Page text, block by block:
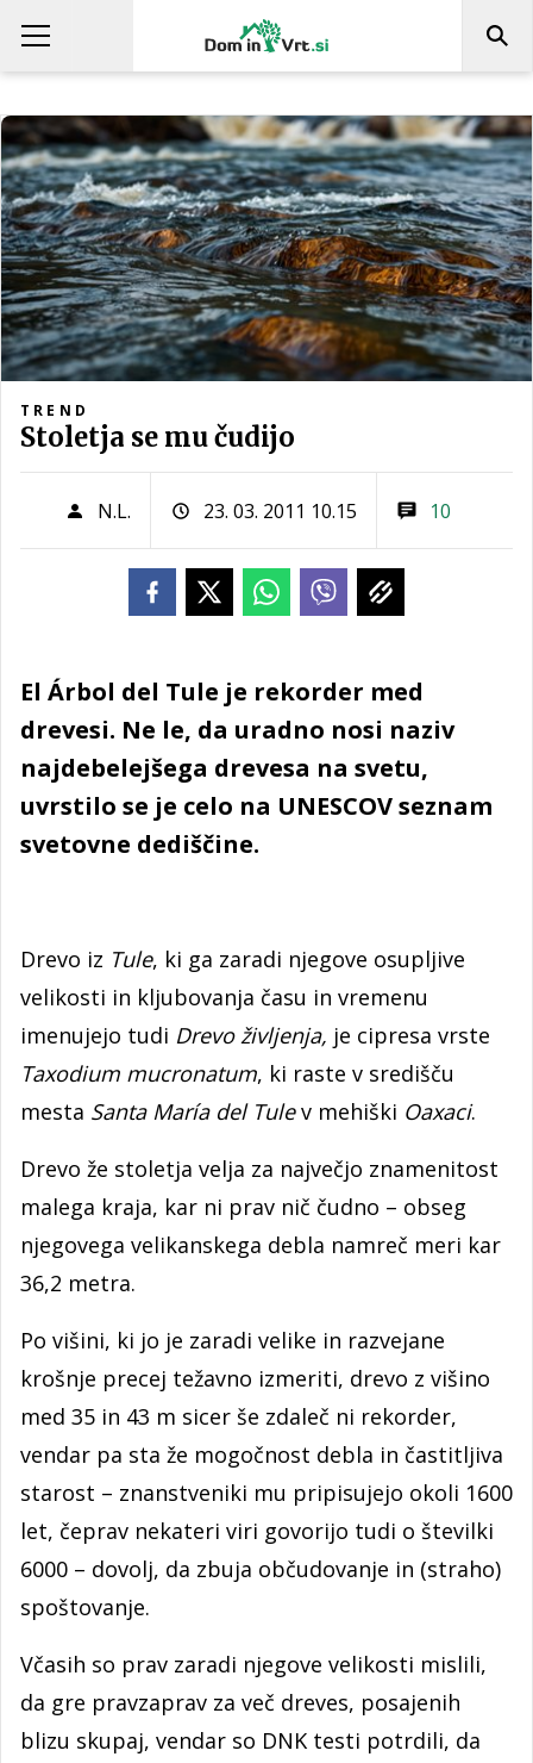
TREND
Stoletja se mu čudijo
N.L. 23. 03. 2011 10.15 10
El Árbol del Tule je rekorder med
drevesi. Ne le, da uradno nosi naziv
najdebelejšega drevesa na svetu,
uvrstilo se je celo na UNESCOV seznam
svetovne dediščine.
Drevo iz Tule, ki ga zaradi njegove osupljive
velikosti in kljubovanja času in vremenu
imenujejo tudi Drevo življenja, je cipresa vrste
Taxodium mucronatum, ki raste v središču
mesta Santa María del Tulev mehiški Oaxaci.
Drevo že stoletja velja za največjo znamenitost
malega kraja, kar ni prav nič čudno – obseg
njegovega velikanskega debla namreč meri kar
36,2 metra.
Po višini, ki jo je zaradi velike in razvejane
krošnje precej težavno izmeriti, drevo z višino
med 35 in 43 m sicer še zdaleč ni rekorder,
vendar pa sta že mogočnost debla in častitljiva
starost – znanstveniki mu pripisujejo okoli 1600
let, čeprav nekateri viri govorijo tudi o številki
6000 – dovolj, da zbuja občudovanje in (straho)
spoštovanje.
Včasih so prav zaradi njegove velikosti mislili,
da gre pravzaprav za več dreves, posajenih
blizu skupaj, vendar so DNK testi potrdili, da